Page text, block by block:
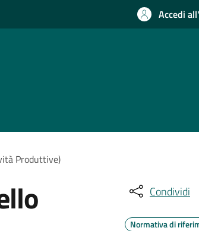
Accedi
Produttive)
Condividi
Normativa di